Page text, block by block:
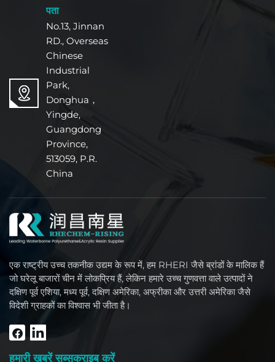
पता
No.13, Jinnan
RD., Overseas
Chinese
Industrial
Park,
Donghua，
Yingde,
Guangdong
Province,
513059, P.R.
China
एक राष्ट्रीय उच्च तकनीक उद्यम के रूप में, हम RHERI जैसे ब्रांडों के मालिक हैं
जो घरेलू बाजारों चीन में लोकप्रिय हैं, लेकिन हमारे उच्च गुणवत्ता वाले उत्पादों ने
दक्षिण पूर्व एशिया, मध्य पूर्व, दक्षिण अमेरिका, अफ्रीका और उत्तरी अमेरिका जैसे
विदेशी ग्राहकों का विश्वास भी जीता है।
हमारी खबरें सब्सक्राइब करें